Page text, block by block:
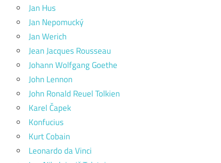
Jan Hus
Jan Nepomucký
Jan Werich
Jean Jacques Rousseau
Johann Wolfgang Goethe
John Lennon
John Ronald Reuel Tolkien
Karel Čapek
Konfucius
Kurt Cobain
Leonardo da Vinci